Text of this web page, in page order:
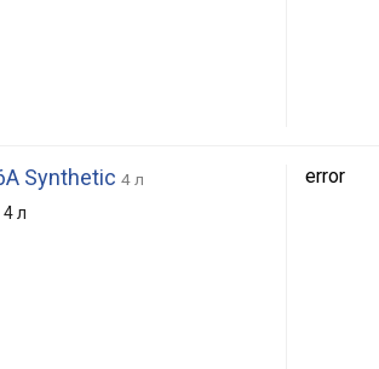
Synthetic 4 л
4 л
error